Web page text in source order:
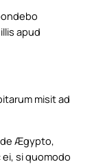
apud
misit ad
Ægypto,
si quomodo